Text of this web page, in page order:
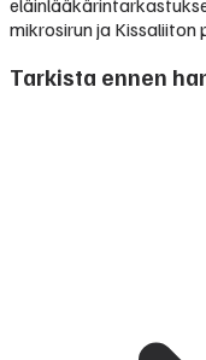
mikrosirun ja Kissaliiton
Tarkista ennen